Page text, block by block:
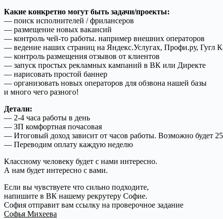
Какие конкретно могут быть задачи/проекты:
— поиск исполнителей / фрилансеров
— размещение новых вакансий
— контроль чей-то работы. например внешних операторов
— ведение наших страниц на Яндекс.Услугах, Профи.ру, Гугл
— контроль размещения отзывов от клиентов
— запуск простых рекламных кампаний в ВК или Директе
— нарисовать простой баннер
— организовать новых операторов для обзвона нашей базы
и много чего разного!
Детали:
— 2-4 часа работы в день
— ЗП комфортная почасовая
— Итоговый доход зависит от часов работы. Возможно будет
— Переводим оплату каждую неделю
Классному человеку будет с нами интересно.
А нам будет интересно с вами.
Если вы чувствуете что сильно подходите,
напишите в ВК нашему рекрутеру Софие.
София отправит вам ссылку на проверочное задание
Софья Михеева